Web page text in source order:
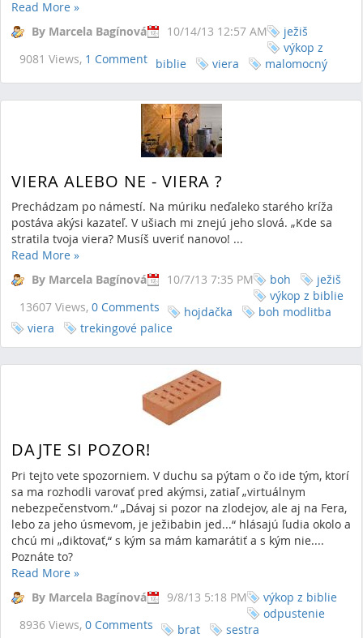
Read More »
By Marcela Bagínová
10/14/13 12:57 AM
9081 Views, 1 Comment
ježiš
výkop z
biblie
viera malomocný
VIERA ALEBO NE - VIERA ?
Prechádzam po námestí. Na múriku neďaleko starého kríža
postáva akýsi kazateľ. V ušiach mi znejú jeho slová. „Kde sa
stratila tvoja viera? Musíš uveriť nanovo! ...
Read More »
By Marcela Bagínová
10/7/13 7:35 PM
13607 Views, 0 Comments
boh
ježiš
výkop z biblie
hojdačka
boh modlitba
viera
trekingové palice
DAJTE SI POZOR!
Pri tejto vete spozorniem. V duchu sa pýtam o čo ide tým, ktorí
sa ma rozhodli varovať pred akýmsi, zatiaľ „virtuálnym
nebezpečenstvom.“ „Dávaj si pozor na zlodejov, ale aj na Fera,
lebo za jeho úsmevom, je ježibabin jed...“ hlásajú ľudia okolo a
chcú mi „diktovať,“ s kým sa mám kamarátiť a s kým nie....
Poznáte to?
Read More »
By Marcela Bagínová
9/8/13 5:18 PM
8936 Views, 0 Comments
výkop z biblie
odpustenie
brat
sestra